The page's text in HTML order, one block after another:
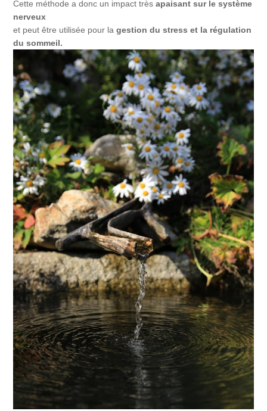
Cette méthode a donc un impact trèsapaisant sur le système
nerveux
et peut être utilisée pour lagestion du stress et la régulation
du sommeil.